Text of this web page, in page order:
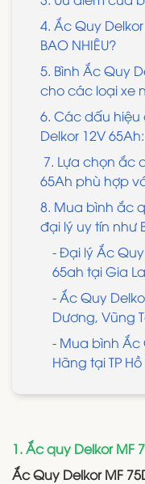
4. Ắc Quy
BAO NHIÊU?
5. Bình Ắc Quy
cho các loại xe
6. Các dấu
Delkor 12V 65Ah:
7. Lựa chọn ắc
65Ah phù hợp
8. Mua bình ắc
đại lý uy tín như
- Đại lý Ắc Quy
65ah tại Gia
- Ắc Quy
Dương, Vũng
- Mua bình Ắc
Hãng tại TP
1. Ắc quy Delkor MF
Ắc Quy Delkor MF